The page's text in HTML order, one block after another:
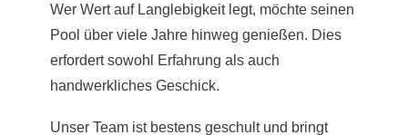
Wer Wert auf Langlebigkeit legt, möchte seinen
Pool über viele Jahre hinweg genießen. Dies
erfordert sowohl Erfahrung als auch
handwerkliches Geschick.
Unser Team ist bestens geschult und bringt